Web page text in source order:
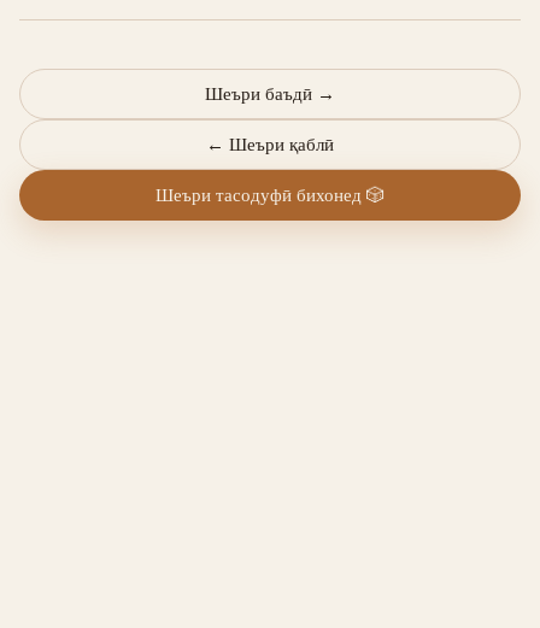
← Шеъри қаблӣ
Шеъри баъдӣ →
Шеъри тасодуфӣ бихонед 🎲